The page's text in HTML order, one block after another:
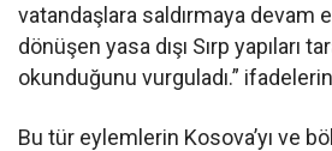
vatandaşlara saldırmaya devam
dönüşen yasa dışı Sırp yapıları
okunduğunu vurguladı.”
Bu tür eylemlerin Kosova’yı ve